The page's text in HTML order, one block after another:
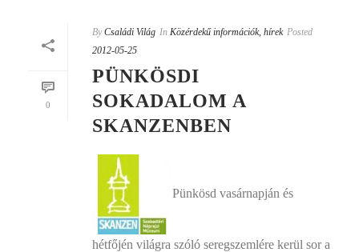
0
By Családi Világ In Közérdekű információk, hírek Posted
2012-05-25
PÜNKÖSDI
SOKADALOM A
SKANZENBEN
Pünkösd vasárnapján és
hétfőjén világra szóló seregszemlére kerül sor a